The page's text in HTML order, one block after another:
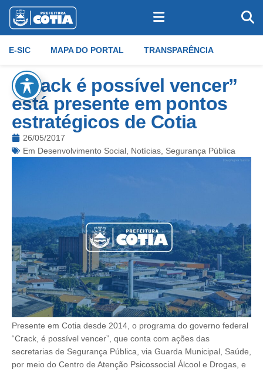
E-SIC MAPA DO PORTAL TRANSPARÊNCIA
“Crack é possível vencer”
está presente em pontos
estratégicos de Cotia
26/05/2017
Em Desenvolvimento Social Notícias Segurança Pública
Presente em Cotia desde 2014, o programa do governo federal
“Crack, é possível vencer”, que conta com ações das
secretarias de Segurança Pública, via Guarda Municipal, Saúde,
por meio do Centro de Atenção Psicossocial Álcool e Drogas, e